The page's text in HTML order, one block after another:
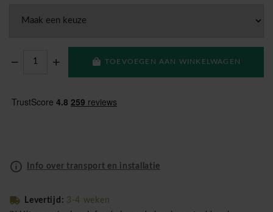
TOEVOEGEN AAN WINKELWAGEN
Info over transport en installatie
Levertijd: 3-4 weken